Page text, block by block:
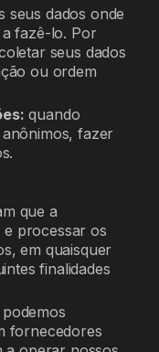
seus dados onde
fazê-lo. Por
seus dados
ou ordem
quando
fazer
que a
processar os
em quaisquer
finalidades
podemos
fornecedores